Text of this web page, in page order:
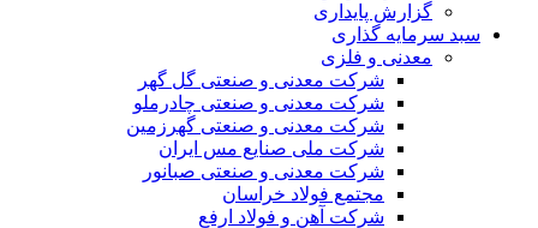
گزارش پایداری
سبد سرمایه گذاری
معدنی و فلزی
شرکت معدنی و صنعتی گل گهر
شرکت معدنی و صنعتی چادرملو
شرکت معدنی و صنعتی گهرزمین
شرکت ملی صنایع مس ایران
شرکت معدنی و صنعتی صبانور
مجتمع فولاد خراسان
شرکت آهن و فولاد ارفع